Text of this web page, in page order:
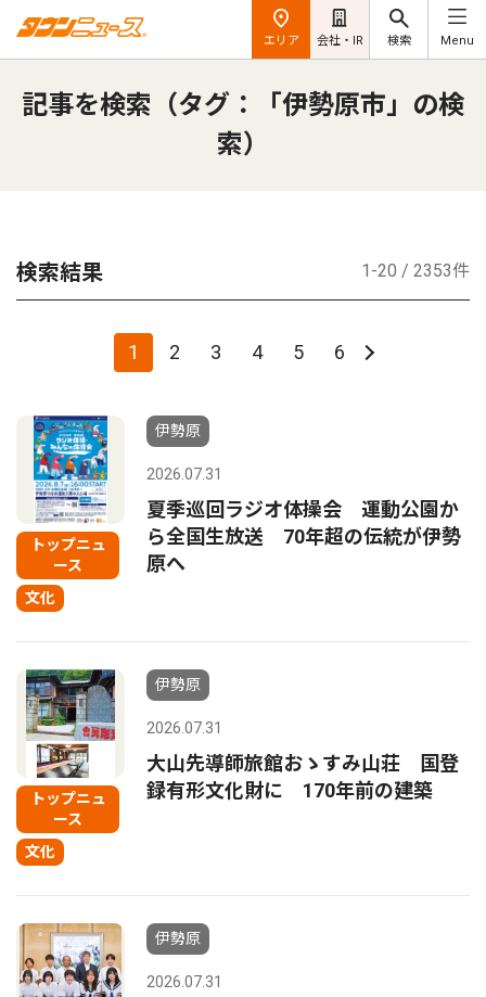
エリア 会社・IR 検索 Menu
記事を検索（タグ：「伊勢原市」の検
索）
検索結果 1-20 / 2353件
1 2 3 4 5 6
トップニュ
ース
文化
伊勢原
2026.07.31
夏季巡回ラジオ体操会 運動公園か
ら全国生放送 70年超の伝統が伊勢
原へ
トップニュ
ース
文化
伊勢原
2026.07.31
大山先導師旅館おゝすみ山荘 国登
録有形文化財に 170年前の建築
伊勢原
2026.07.31